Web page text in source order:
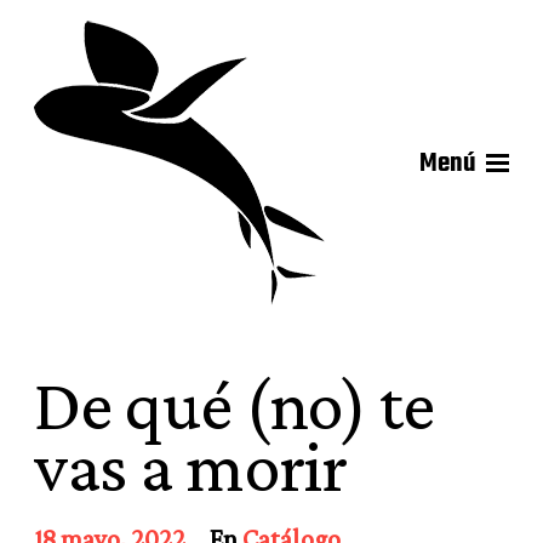
Menú
De qué (no) te
vas a morir